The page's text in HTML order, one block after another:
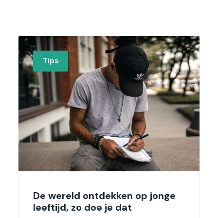
Tips
De wereld ontdekken op jonge
leeftijd, zo doe je dat